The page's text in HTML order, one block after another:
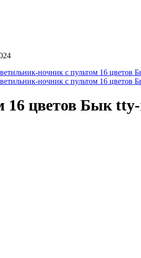
16 цветов Бык tty-